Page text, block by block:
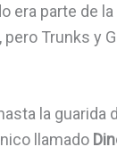
era parte de
, pero Trunks y
la guarida
llamado